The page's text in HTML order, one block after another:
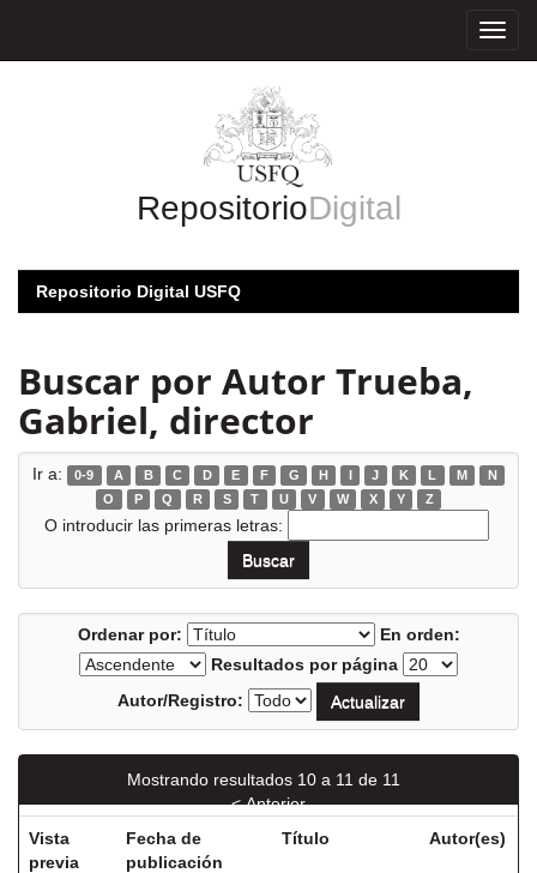
RepositorioDigital
Repositorio Digital USFQ
Buscar por Autor Trueba,
Gabriel, director
Ir a: 0-9 A B C D E F G H I J K L M
N
O
P Q R S T U V W X Y Z
O introducir las primeras letras:
Ordenar por:
En orden:
Resultados por página
Autor/Registro:
Mostrando resultados 10 a 11 de 11
< Anterior
Vista
previa
Fecha de
publicación
Título Autor(es)